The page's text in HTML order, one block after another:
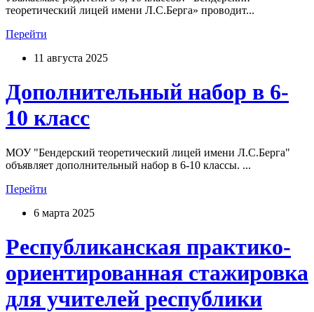
теоретический лицей имени Л.С.Берга» проводит...
Перейти
11 августа 2025
Дополнительный набор в 6-
10 класс
МОУ "Бендерский теоретический лицей имени Л.С.Берга"
объявляет дополнительный набор в 6-10 классы. ...
Перейти
6 марта 2025
Республиканская практико-
ориентированная стажировка
для учителей республики